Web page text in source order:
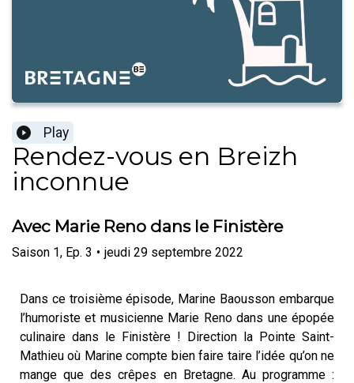
Play
Rendez-vous en Breizh
inconnue
Avec Marie Reno dans le Finistère
Saison 1, Ep. 3 • jeudi 29 septembre 2022
Dans ce troisième épisode, Marine Baousson embarque
l’humoriste et musicienne Marie Reno dans une épopée
culinaire dans le Finistère ! Direction la Pointe Saint-
Mathieu où Marine compte bien faire taire l’idée qu’on ne
mange que des crêpes en Bretagne. Au programme :